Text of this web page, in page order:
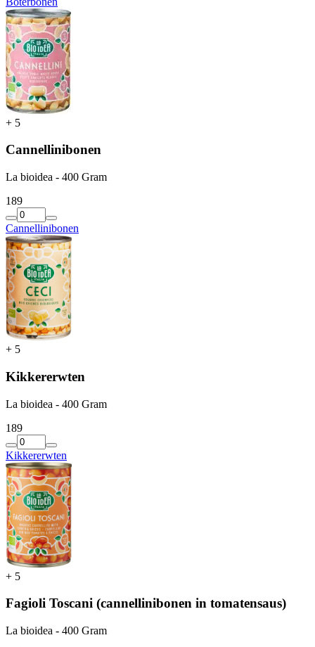
+ 5
Cannellinibonen
La bioidea - 400 Gram
189
Cannellinibonen
+ 5
Kikkererwten
La bioidea - 400 Gram
189
Kikkererwten
+ 5
Fagioli Toscani (cannellinibonen in tomatensaus)
La bioidea - 400 Gram